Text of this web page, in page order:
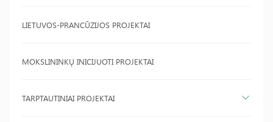
LIETUVOS-PRANCŪZIJOS PROJEKTAI
MOKSLININKŲ INICIJUOTI PROJEKTAI
TARPTAUTINIAI PROJEKTAI